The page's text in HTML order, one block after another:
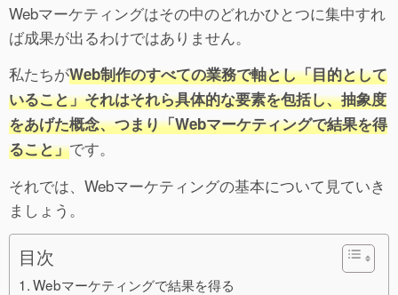
Webマーケティングはその中のどれかひとつに集中すれ
ば成果が出るわけではありません。
私たちがWeb制作のすべての業務で軸とし「目的として
いること」それはそれら具体的な要素を包括し、抽象度
をあげた概念、つまり「Webマーケティングで結果を得
ること」です。
それでは、Webマーケティングの基本について見ていき
ましょう。
目次
Webマーケティングで結果を得る